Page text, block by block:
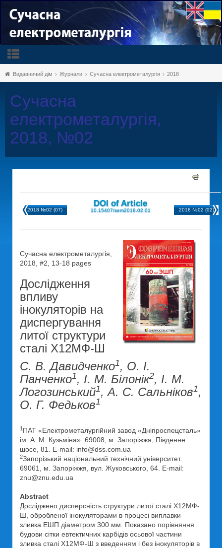
Видавничий дім Журнали Сучасна електрометалургія 2018
Сучасна
електрометалургія,
2018, №02
2018 №02 (07)
DOI of Article
10.15407/sem2018.02.01 2018 №02 (02)
Сучасна електрометалургія,
2018, #2, 13-18 pages
Дослідження
впливу
інокуляторів на
диспергування
литої структури
сталі Х12МФ-Ш
С. В. Давидченко1, О. І.
Панченко1, І. М. Білонік2, І. М.
Логозинський1, А. С. Сальніков1,
О. Г. Федьков1
1 ПАТ «Електрометалургійний завод «Дніпроспецсталь»
ім. А. М. Кузьміна». 69008, м. Запоріжжя, Південне
шосе, 81. E-mail: info@dss.com.ua
2Запорізький національний технічний університет.
69061, м. Запоріжжя, вул. Жуковського, 64. E-mail:
znu@znu.edu.ua
Abstract
Досліджено дисперсність структури литої сталі Х12МФ-
Ш, обробленої інокуляторами в процесі виплавки
зливка ЕШП діаметром 300 мм. Показано порівняння
будови сітки евтектичних карбідів осьової частини
зливка сталі Х12МФ-Ш з введенням і без інокуляторів в